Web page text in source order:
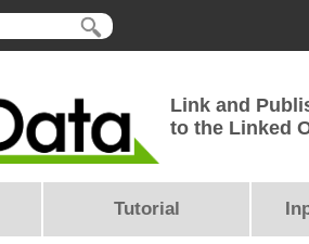
Link and
to the Linked
Tutorial